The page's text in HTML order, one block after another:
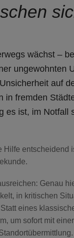
wächst –
ungewohnten
auf
in fremden
es ist, im Notfall
Hilfe entscheidend
Genau
in kritischen
Statt eines
um sofort mit einer
.